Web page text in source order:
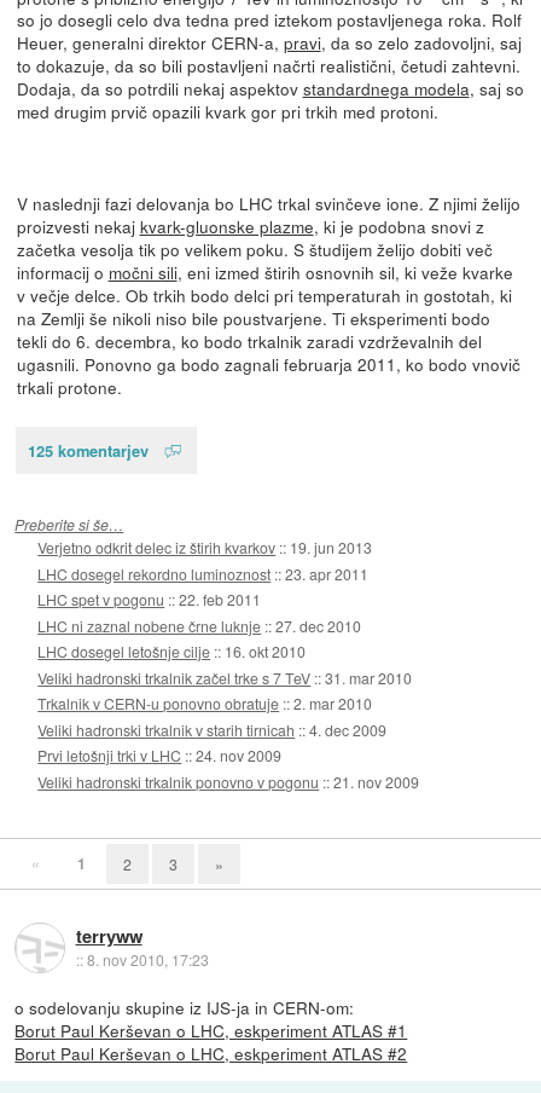
so jo dosegli celo dva tedna pred iztekom postavljenega roka. Rolf
Heuer, generalni direktor CERN-a, pravi, da so zelo zadovoljni, saj
to dokazuje, da so bili postavljeni načrti realistični, četudi zahtevni.
Dodaja, da so potrdili nekaj aspektov standardnega modela, saj so
med drugim prvič opazili kvark gor pri trkih med protoni.
V naslednji fazi delovanja bo LHC trkal svinčeve ione. Z njimi želijo
proizvesti nekaj kvark-gluonske plazme, ki je podobna snovi z
začetka vesolja tik po velikem poku. S študijem želijo dobiti več
informacij o močni sili, eni izmed štirih osnovnih sil, ki veže kvarke
v večje delce. Ob trkih bodo delci pri temperaturah in gostotah, ki
na Zemlji še nikoli niso bile poustvarjene. Ti eksperimenti bodo
tekli do 6. decembra, ko bodo trkalnik zaradi vzdrževalnih del
ugasnili. Ponovno ga bodo zagnali februarja 2011, ko bodo vnovič
trkali protone.
125 komentarjev
Preberite si še…
Verjetno odkrit delec iz štirih kvarkov :: 19. jun 2013
LHC dosegel rekordno luminoznost ::23. apr 2011
LHC spet v pogonu ::22. feb 2011
LHC ni zaznal nobene črne luknje ::27. dec 2010
LHC dosegel letošnje cilje :: 16. okt 2010
Veliki hadronski trkalnik začel trke s 7 TeV ::31. mar 2010
Trkalnik v CERN-u ponovno obratuje ::2. mar 2010
Veliki hadronski trkalnik v starih tirnicah ::4. dec 2009
Prvi letošnji trki v LHC ::24. nov 2009
Veliki hadronski trkalnik ponovno v pogonu ::21. nov 2009
« 1 2 3 »
terryww
::8. nov 2010, 17:23
o sodelovanju skupine iz IJS-ja in CERN-om:
Borut Paul Kerševan o LHC, eskperiment ATLAS #1
Borut Paul Kerševan o LHC, eskperiment ATLAS #2